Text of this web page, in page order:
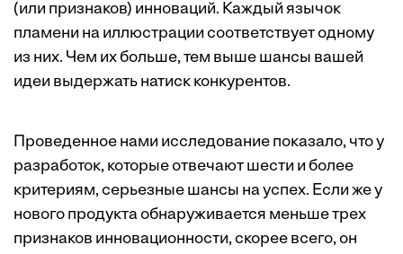
(или признаков) инноваций. Каждый язычок
пламени на иллюстрации соответствует одному
из них. Чем их больше, тем выше шансы вашей
идеи выдержать натиск конкурентов.
Проведенное нами исследование показало, что у
разработок, которые отвечают шести и более
критериям, серьезные шансы на успех. Если же у
нового продукта обнаруживается меньше трех
признаков инновационности, скорее всего, он